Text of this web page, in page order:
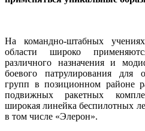
На командно-штабных
области широко
различного назначения и
боевого патрулирования для
групп в позиционном районе
подвижных ракетных
широкая линейка беспилотных
в том числе «Элерон».